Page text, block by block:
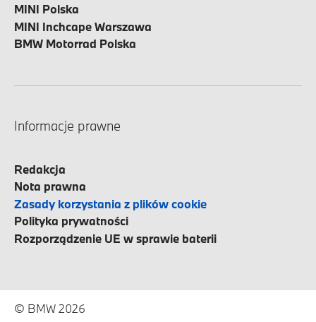
MINI Polska
MINI Inchcape Warszawa
BMW Motorrad Polska
Informacje prawne
Redakcja
Nota prawna
Zasady korzystania z plików cookie
Polityka prywatności
Rozporządzenie UE w sprawie baterii
© BMW 2026